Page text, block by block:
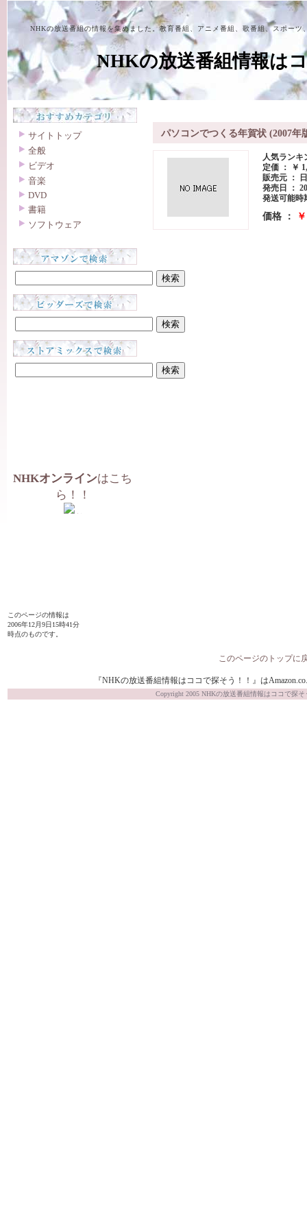
NHKの放送番組の情報を集めました。教育番組、アニメ番組、歌番組、スポー
NHKの放送番組情報は
パソコンでつくる年賀状 (2007年
人気ランキ
定価 ： ￥
販売元 ：
発売日 ：
発送可能時
価格 ：
サイトトップ
全般
ビデオ
音楽
DVD
書籍
ソフトウェア
NHKオンラインはこち
ら！！
このページの情報は
2006年12月9日15時41分
時点のものです。
このページのトップに
『NHKの放送番組情報はココで探そう！！』は
Copyright 2005 NHKの放送番組情報はココで探そ